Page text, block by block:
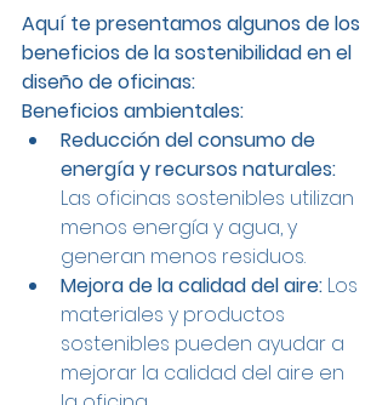
Aquí te presentamos algunos de los
beneficios de la sostenibilidad en el
diseño de oficinas:
Beneficios ambientales:
Reducción del consumo de
energía y recursos naturales:
Las oficinas sostenibles utilizan
menos energía y agua, y
generan menos residuos.
Mejora de la calidad del aire: Los
materiales y productos
sostenibles pueden ayudar a
mejorar la calidad del aire en